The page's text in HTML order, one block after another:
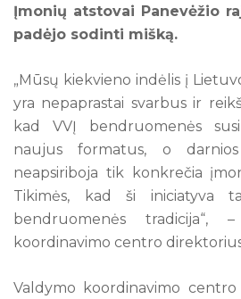
Įmonių atstovai Panevėžio
padėjo sodinti mišką.
„Mūsų kiekvieno indėlis į
yra nepaprastai svarbus ir
kad VVĮ bendruomenės
naujus formatus, o
neapsiriboja tik konkrečia
Tikimės, kad ši iniciatyva
bendruomenės tradicija“,
koordinavimo centro
Valdymo koordinavimo